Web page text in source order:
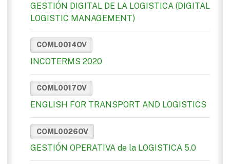
GESTIÓN DIGITAL DE LA LOGISTICA (DIGITAL
LOGISTIC MANAGEMENT)
COML0014OV
INCOTERMS 2020
COML0017OV
ENGLISH FOR TRANSPORT AND LOGISTICS
COML0026OV
GESTIÓN OPERATIVA de la LOGISTICA 5.0